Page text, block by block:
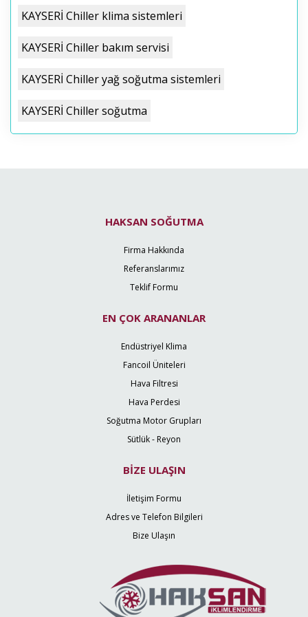
KAYSERİ Chiller klima sistemleri
KAYSERİ Chiller bakım servisi
KAYSERİ Chiller yağ soğutma sistemleri
KAYSERİ Chiller soğutma
HAKSAN SOĞUTMA
Firma Hakkında
Referanslarımız
Teklif Formu
EN ÇOK ARANANLAR
Endüstriyel Klima
Fancoil Üniteleri
Hava Filtresi
Hava Perdesi
Soğutma Motor Grupları
Sütlük - Reyon
BİZE ULAŞIN
İletişim Formu
Adres ve Telefon Bilgileri
Bize Ulaşın